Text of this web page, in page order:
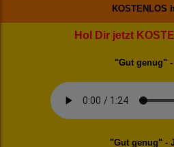
KOSTENLOS
Hol Dir jetzt
"Gut genug" -
"Gut genug" -